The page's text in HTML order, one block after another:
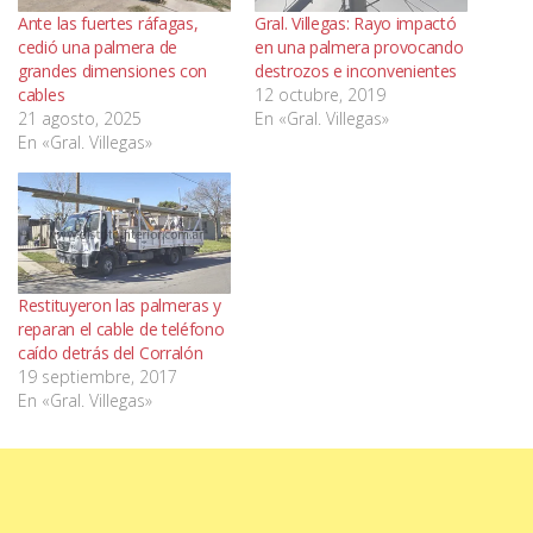
Ante las fuertes ráfagas,
cedió una palmera de
grandes dimensiones con
cables
21 agosto, 2025
En «Gral. Villegas»
Gral. Villegas: Rayo impactó
en una palmera provocando
destrozos e inconvenientes
12 octubre, 2019
En «Gral. Villegas»
Restituyeron las palmeras y
reparan el cable de teléfono
caído detrás del Corralón
19 septiembre, 2017
En «Gral. Villegas»